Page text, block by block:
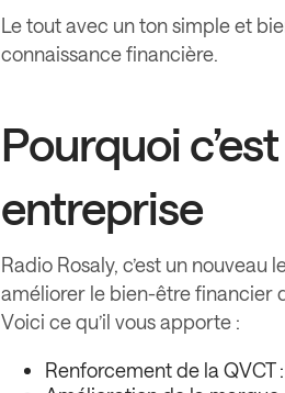
Le tout avec un ton simple et
connaissance financière.
Pourquoi
entreprise
Radio Rosaly, c’est un
améliorer le bien-être financier
Voici ce qu’il vous apporte :
Renforcement de la QVCT